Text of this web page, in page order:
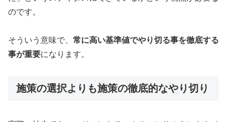
のです。
そういう意味で、 常に高い基準値でやり切る事を徹底する
事が重要になります。
施策の選択よりも施策の徹底的なやり切り